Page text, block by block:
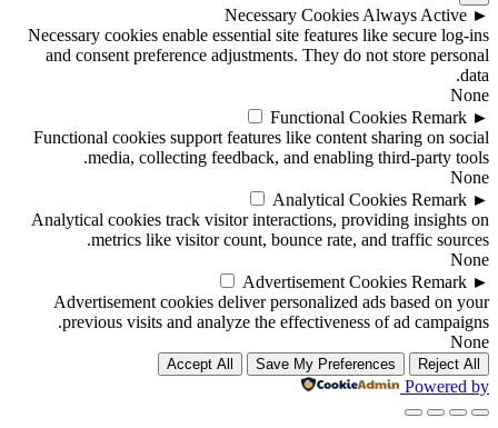
►
Necessary Cookies Always Active
Necessary cookies enable essential site features like secure log-ins
and consent preference adjustments. They do not store personal
data.
None
►
Functional Cookies Remark
Functional cookies support features like content sharing on social
media, collecting feedback, and enabling third-party tools.
None
►
Analytical Cookies Remark
Analytical cookies track visitor interactions, providing insights on
metrics like visitor count, bounce rate, and traffic sources.
None
►
Advertisement Cookies Remark
Advertisement cookies deliver personalized ads based on your
previous visits and analyze the effectiveness of ad campaigns.
None
Reject All
Save My Preferences
Accept All
Powered by